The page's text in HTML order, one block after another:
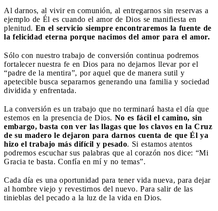
Al darnos, al vivir en comunión, al entregarnos sin reservas a
ejemplo de Él es cuando el amor de Dios se manifiesta en
plenitud. En el servicio siempre encontraremos la fuente de
la felicidad eterna porque nacimos del amor para el amor.
Sólo con nuestro trabajo de conversión continua podremos
fortalecer nuestra fe en Dios para no dejarnos llevar por el
“padre de la mentira”, por aquel que de manera sutil y
apetecible busca separarnos generando una familia y sociedad
dividida y enfrentada.
La conversión es un trabajo que no terminará hasta el día que
estemos en la presencia de Dios. No es fácil el camino, sin
embargo, basta con ver las llagas que los clavos en la Cruz
de su madero le dejaron para darnos cuenta de que Él ya
hizo el trabajo más difícil y pesado. Si estamos atentos
podremos escuchar sus palabras que al corazón nos dice: “Mi
Gracia te basta. Confía en mí y no temas”.
Cada día es una oportunidad para tener vida nueva, para dejar
al hombre viejo y revestirnos del nuevo. Para salir de las
tinieblas del pecado a la luz de la vida en Dios.